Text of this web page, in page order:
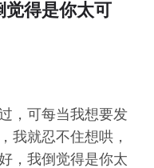
得是你太可
，可每当我想要发
我就忍不住想哄，
，我倒觉得是你太